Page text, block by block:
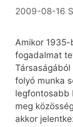
2009-08-16
Amikor
fogadalmat
folyó munka
legfontosabb
meg
akkor